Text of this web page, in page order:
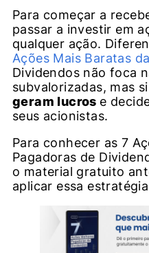
Para começar a
passar a investir em
qualquer ação.
Ações Mais Baratas
Dividendos não foca
subvalorizadas, mas
geram lucros e
seus acionistas.
Para conhecer as 7
Pagadoras de
o material gratuito
aplicar essa